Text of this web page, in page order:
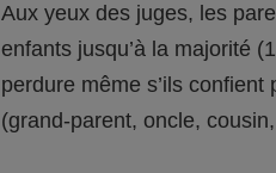
Aux yeux des juges, les
enfants jusqu’à la majorité
perdure même s’ils
(grand-parent, oncle,